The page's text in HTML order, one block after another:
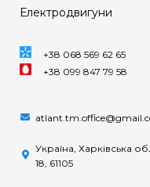
Електродвигуни
+38 068 569 62 65
+38 099 847 79 58
Україна, Харківська
18, 61105